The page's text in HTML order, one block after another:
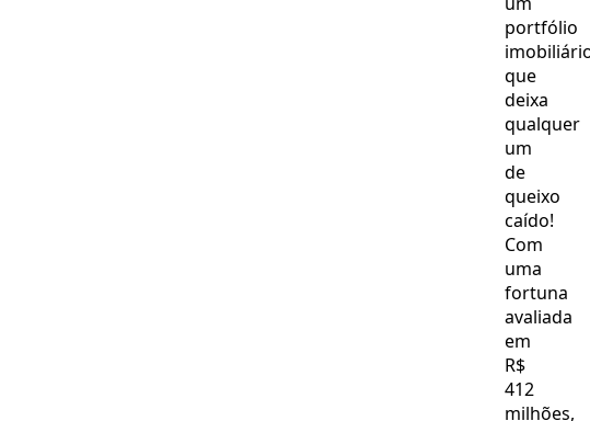
portfólio
que
deixa
qualquer
um
de
queixo
caído!
Com
uma
fortuna
avaliada
em
R$
412
milhões,